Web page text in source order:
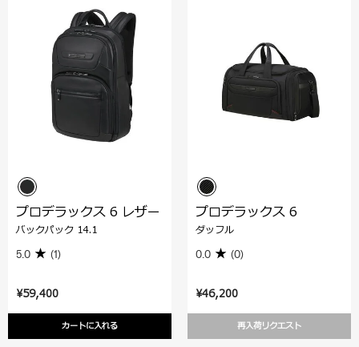
¥59,400
カートに入れる
プロデラックス 6 レザー
バックパック 14.1
5.0 (1)
¥46,200
再入荷リクエスト
プロデラックス 6
ダッフル
0.0 (0)